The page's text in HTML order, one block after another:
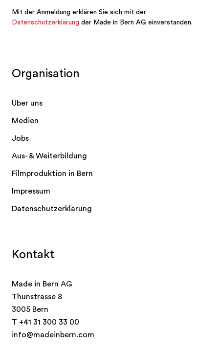
Kontakt
Made in Bern AG
Thunstrasse 8
3005 Bern
T +41 31 300 33 00
info@madeinbern.com
Organisation
Über uns
Medien
Jobs
Aus- & Weiterbildung
Filmproduktion in Bern
Impressum
Datenschutzerklärung